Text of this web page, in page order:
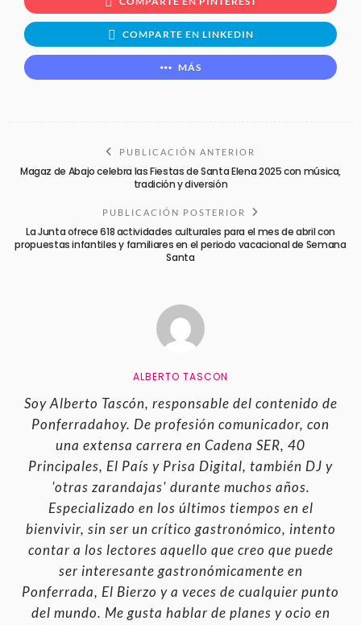
COMPARTE EN LINKEDIN
MÁS
PUBLICACIÓN ANTERIOR
Magaz de Abajo celebra las Fiestas de Santa Elena 2025 con música,
tradición y diversión
PUBLICACIÓN POSTERIOR
La Junta ofrece 618 actividades culturales para el mes de abril con
propuestas infantiles y familiares en el periodo vacacional de Semana
Santa
ALBERTO TASCON
Soy Alberto Tascón, responsable del contenido de
Ponferradahoy. De profesión comunicador, con
una extensa carrera en Cadena SER, 40
Principales, El País y Prisa Digital, también DJ y
'otras zarandajas' durante muchos años.
Especializado en los últimos tiempos en el
bienvivir, sin ser un crítico gastronómico, intento
contar a los lectores aquello que creo que puede
ser interesante gastronómicamente en
Ponferrada, El Bierzo y a veces de cualquier punto
del mundo. Me gusta hablar de planes y ocio en